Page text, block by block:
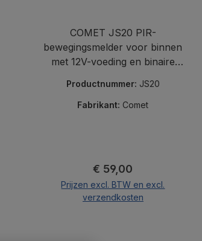
COMET JS20 PIR-
bewegingsmelder voor binnen
met 12V-voeding en binaire
alarmen.
Productnummer: JS20
Fabrikant: Comet
Normale prijs:
€ 59,00
Prijzen excl. BTW en excl.
verzendkosten